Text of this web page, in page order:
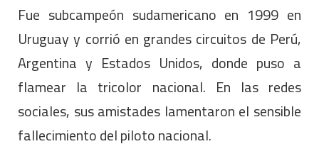
Fue subcampeón sudamericano en 1999 en
Uruguay y corrió en grandes circuitos de Perú,
Argentina y Estados Unidos, donde puso a
flamear la tricolor nacional. En las redes
sociales, sus amistades lamentaron el sensible
fallecimiento del piloto nacional.